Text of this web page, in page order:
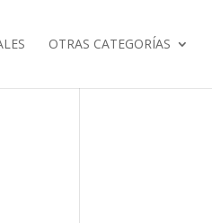
OTRAS CATEGORÍAS